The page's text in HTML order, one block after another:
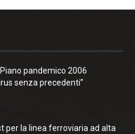
pandemico 2006
senza precedenti”
per la linea ferroviaria ad alta